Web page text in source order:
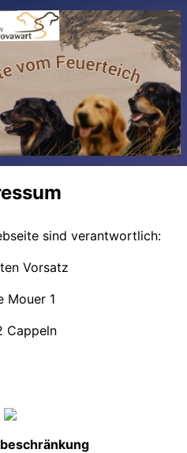
sind verantwortlich:
Vorsatz
Mouer 1
Cappeln